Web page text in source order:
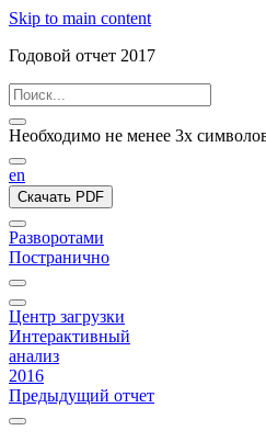
Skip to main content
Годовой отчет 2017
Необходимо не менее 3х
en
Скачать PDF
Разворотами
Постранично
Центр загрузки
Интерактивный
анализ
2016
Предыдущий отчет